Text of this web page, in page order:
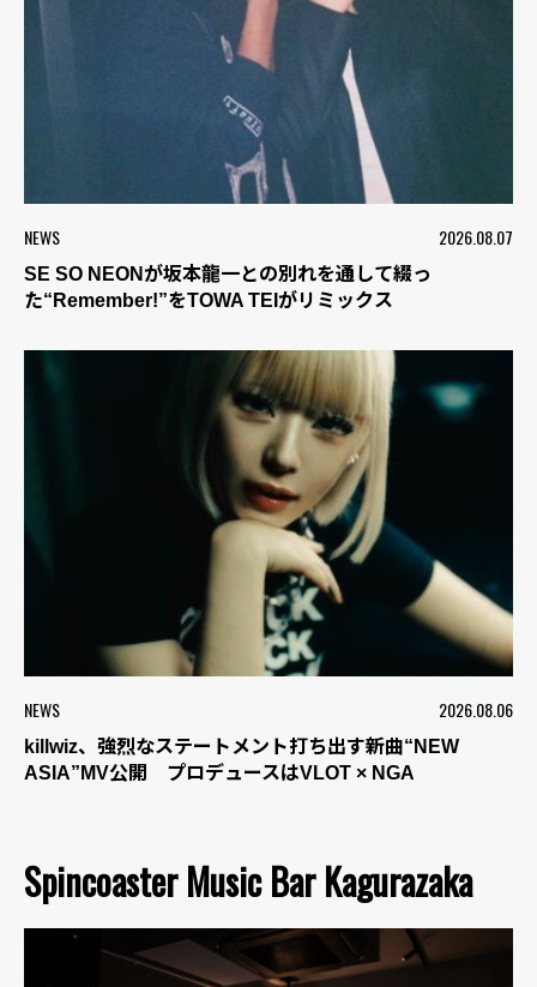
NEWS 2026.08.07
SE SO NEONが坂本龍一との別れを通して綴っ
た“Remember!”をTOWA TEIがリミックス
NEWS 2026.08.06
killwiz、強烈なステートメント打ち出す新曲“NEW
ASIA”MV公開 プロデュースはVLOT × NGA
Spincoaster Music Bar Kagurazaka